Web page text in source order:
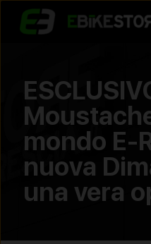
mondo E-
nuova
una vera